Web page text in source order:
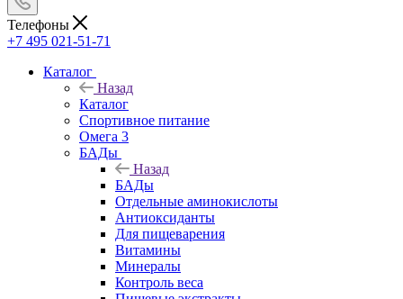
Телефоны
+7 495 021-51-71
Каталог
Назад
Каталог
Спортивное питание
Омега 3
БАДы
Назад
БАДы
Отдельные аминокислоты
Антиоксиданты
Для пищеварения
Витамины
Минералы
Контроль веса